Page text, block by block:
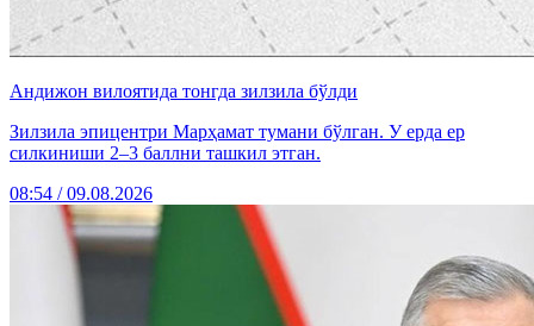
Андижон вилоятида тонгда зилзила бўлди
Зилзила эпицентри Марҳамат тумани бўлган. У ерда ер
силкиниши 2–3 баллни ташкил этган.
08:54 / 09.08.2026